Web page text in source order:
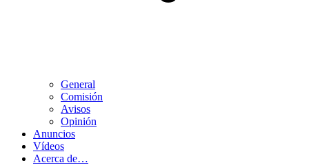
General
Comisión
Avisos
Opinión
Anuncios
Vídeos
Acerca de…